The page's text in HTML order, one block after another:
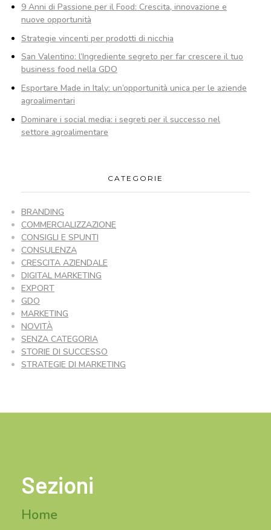
9 Anni di Passione per il Food: Crescita, innovazione e
nuove opportunità
Strategie vincenti per prodotti di nicchia
San Valentino: l’Ingrediente segreto per far crescere il tuo
business food nella GDO
Esportare Made in Italy: un’opportunità unica per le aziende
agroalimentari
Dominare i social media: i segreti per il successo nel
settore agroalimentare
CATEGORIE
BRANDING
COMMERCIALIZZAZIONE
CONSIGLI E SPUNTI
CONSULENZA
CRESCITA AZIENDALE
DIGITAL MARKETING
EXPORT
GDO
MARKETING
NOVITÀ
SENZA CATEGORIA
STORIE DI SUCCESSO
STRATEGIE DI MARKETING
Sezioni
Home